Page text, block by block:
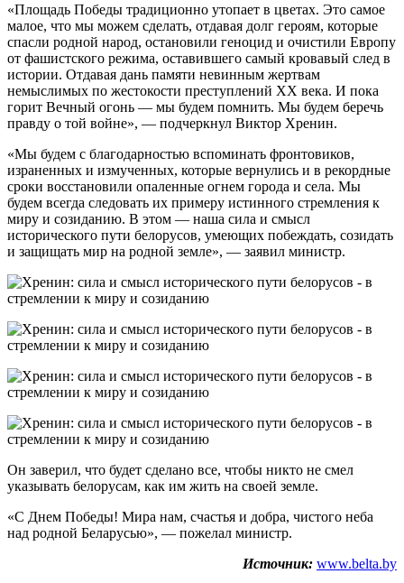
«Площадь Победы традиционно утопает в цветах. Это самое
малое, что мы можем сделать, отдавая долг героям, которые
спасли родной народ, остановили геноцид и очистили Европу
от фашистского режима, оставившего самый кровавый след в
истории. Отдавая дань памяти невинным жертвам
немыслимых по жестокости преступлений ХХ века. И пока
горит Вечный огонь — мы будем помнить. Мы будем беречь
правду о той войне», — подчеркнул Виктор Хренин.
«Мы будем с благодарностью вспоминать фронтовиков,
израненных и измученных, которые вернулись и в рекордные
сроки восстановили опаленные огнем города и села. Мы
будем всегда следовать их примеру истинного стремления к
миру и созиданию. В этом — наша сила и смысл
исторического пути белорусов, умеющих побеждать, созидать
и защищать мир на родной земле», — заявил министр.
Он заверил, что будет сделано все, чтобы никто не смел
указывать белорусам, как им жить на своей земле.
«С Днем Победы! Мира нам, счастья и добра, чистого неба
над родной Беларусью», — пожелал министр.
Источник: www.belta.by